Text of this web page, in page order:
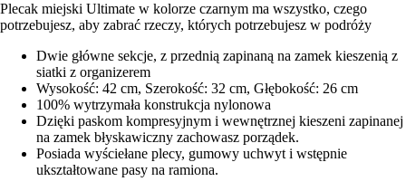
Plecak miejski Ultimate w kolorze czarnym ma wszystko, czego
potrzebujesz, aby zabrać rzeczy, których potrzebujesz w podróży
Dwie główne sekcje, z przednią zapinaną na zamek kieszenią z
siatki z organizerem
Wysokość: 42 cm, Szerokość: 32 cm, Głębokość: 26 cm
100% wytrzymała konstrukcja nylonowa
Dzięki paskom kompresyjnym i wewnętrznej kieszeni zapinanej
na zamek błyskawiczny zachowasz porządek.
Posiada wyściełane plecy, gumowy uchwyt i wstępnie
ukształtowane pasy na ramiona.